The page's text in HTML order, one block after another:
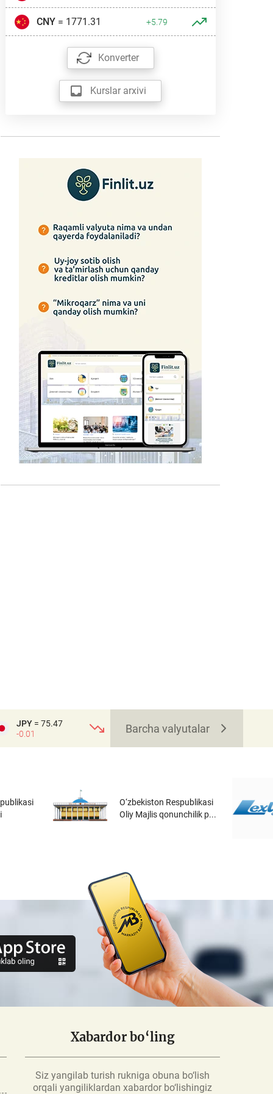
CNY= 1771.31 +5.79
Konverter
Kurslar arxivi
JPY = 75.47
-0.01
Barcha valyutalar
O‘zbekiston Respublikasi
Oliy Majlis qonunchilik p...
Xabardor bo‘ling
Siz yangilab turish rukniga obuna bo‘lish
orqali yangiliklardan xabardor bo‘lishingiz